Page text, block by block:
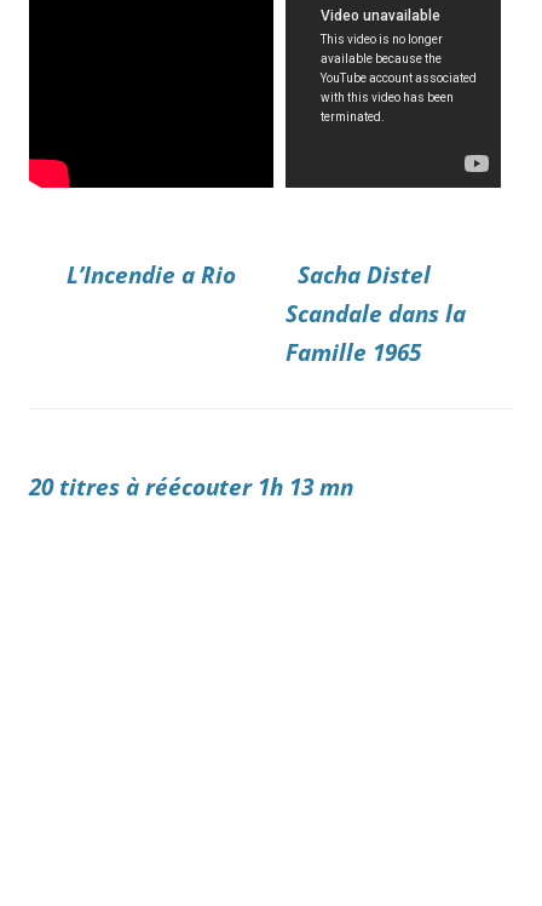
L’Incendie a Rio
Sacha Distel
Scandale dans la
Famille 1965
20 titres à réécouter 1h 13 mn